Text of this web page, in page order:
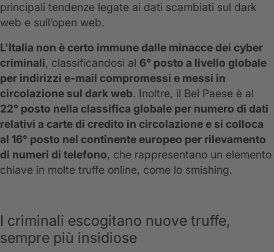
principali tendenze legate ai dati scambiati sul dark
web e sull’open web.
L'Italia non è certo immune dalle minacce dei cyber
criminali, classificandosi al 6° posto a livello globale
per indirizzi e-mail compromessi e messi in
circolazione sul dark web. Inoltre, il Bel Paese è al
22° posto nella classifica globale per numero di dati
relativi a carte di credito in circolazione e si colloca
al 16° posto nel continente europeo per rilevamento
di numeri di telefono, che rappresentano un elemento
chiave in molte truffe online, come lo smishing.
I criminali escogitano nuove truffe,
sempre più insidiose